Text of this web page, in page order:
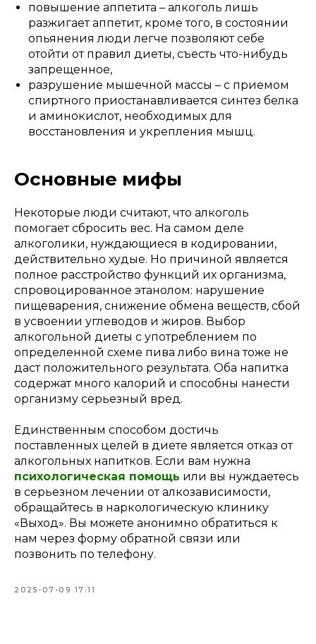
повышение аппетита – алкоголь лишь
разжигает аппетит, кроме того, в состоянии
опьянения люди легче позволяют себе
отойти от правил диеты, съесть что-нибудь
запрещенное,
разрушение мышечной массы – с приемом
спиртного приостанавливается синтез белка
и аминокислот, необходимых для
восстановления и укрепления мышц.
Основные мифы
Некоторые люди считают, что алкоголь
помогает сбросить вес. На самом деле
алкоголики, нуждающиеся в кодировании,
действительно худые. Но причиной является
полное расстройство функций их организма,
спровоцированное этанолом: нарушение
пищеварения, снижение обмена веществ, сбой
в усвоении углеводов и жиров. Выбор
алкогольной диеты с употреблением по
определенной схеме пива либо вина тоже не
даст положительного результата. Оба напитка
содержат много калорий и способны нанести
организму серьезный вред.
Единственным способом достичь
поставленных целей в диете является отказ от
алкогольных напитков. Если вам нужна
психологическая помощь или вы нуждаетесь
в серьезном лечении от алкозависимости,
обращайтесь в наркологическую клинику
«Выход». Вы можете анонимно обратиться к
нам через форму обратной связи или
позвонить по телефону.
2025-07-09 17:11